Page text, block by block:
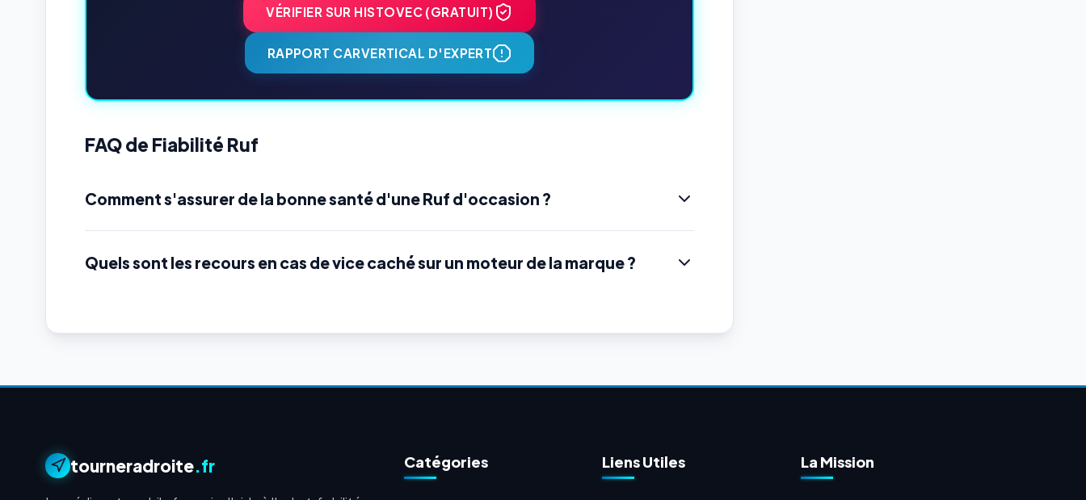
VÉRIFIER SUR HISTOVEC (GRATUIT)
RAPPORT CARVERTICAL D'EXPERT
FAQ de Fiabilité Ruf
Comment s'assurer de la bonne santé d'une Ruf d'occasion ?
Quels sont les recours en cas de vice caché sur un moteur de la marque ?
tourneradroite.fr Catégories Liens Utiles La Mission